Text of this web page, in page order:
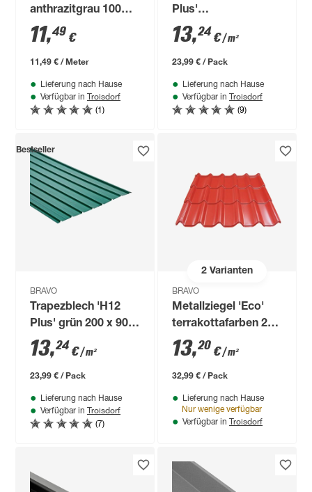
anthrazitgrau 100
cm
11,49 €
11,49 € / Meter
Lieferung nach Hause
Verfügbar in Troisdorf
(1)
Plus'
terrakottafarben 200
x 90,6 x 0,04 cm
13,24€/ m²
23,99 € / Pack
Lieferung nach Hause
Verfügbar in Troisdorf
(9)
Bestseller
BRAVO
Trapezblech 'H12
Plus' grün 200 x 90,6
x 0,04 cm
13,24€/ m²
23,99 € / Pack
Lieferung nach Hause
Verfügbar in Troisdorf
(7)
2Varianten
BRAVO
Metallziegel 'Eco'
terrakottafarben 214
x 117 x 0,04 cm
13,20 €/ m²
32,99 € / Pack
Lieferung nach Hause
Nur wenige verfügbar
Verfügbar in Troisdorf